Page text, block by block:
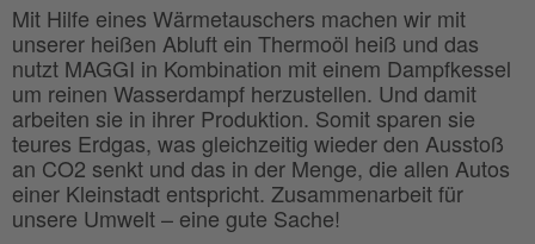
Mit Hilfe eines Wärmetauschers machen wir mit
unserer heißen Abluft ein Thermoöl heiß und das
nutzt MAGGI in Kombination mit einem Dampfkessel
um reinen Wasserdampf herzustellen. Und damit
arbeiten sie in ihrer Produktion. Somit sparen sie
teures Erdgas, was gleichzeitig wieder den Ausstoß
an CO2 senkt und das in der Menge, die allen Autos
einer Kleinstadt entspricht. Zusammenarbeit für
unsere Umwelt – eine gute Sache!